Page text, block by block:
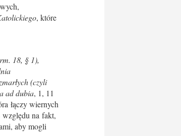
, które
18, § 1),
(czyli
ad dubia, 1, 11
łączy wiernych
względu na fakt,
aby mogli